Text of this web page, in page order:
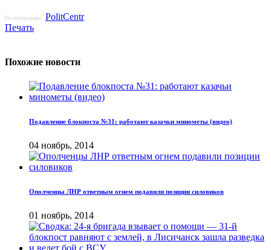
По материалам: PolitCentr
Печать
Похожие новости
Подавление блокпоста №31: работают казачьи минометы (видео)
04 ноябрь, 2014
Ополченцы ЛНР ответным огнем подавили позиции силовиков
01 ноябрь, 2014